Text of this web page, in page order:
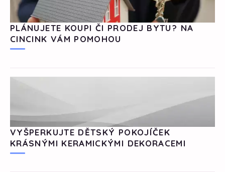
PLÁNUJETE KOUPI ČI PRODEJ BYTU? NA
CINCINK VÁM POMOHOU
VYŠPERKUJTE DĚTSKÝ POKOJÍČEK
KRÁSNÝMI KERAMICKÝMI DEKORACEMI